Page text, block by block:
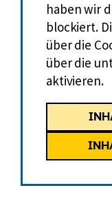
haben wir
blockiert.
über die
über die
aktivieren.